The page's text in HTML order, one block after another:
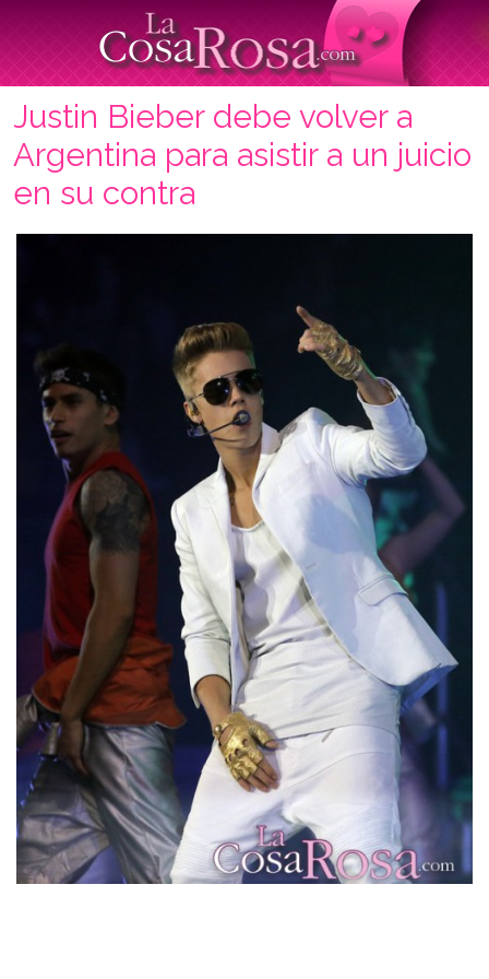
Justin Bieber debe volver a
Argentina para asistir a un juicio
en su contra